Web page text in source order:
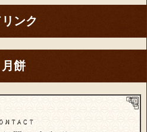
リンク
月餅